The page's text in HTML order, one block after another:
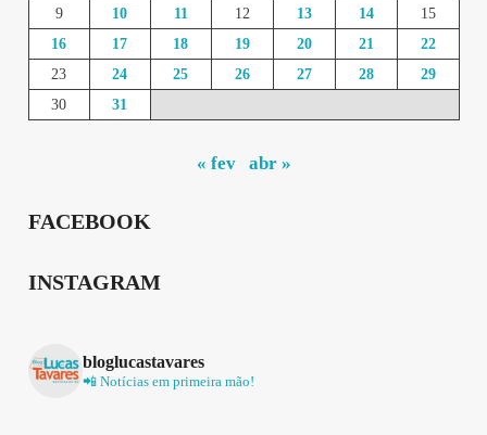
9
10 11 12 13 14
15
16
17 18 19 20 21
22
23
24 25 26 27 28
29
30
31
« fev abr »
FACEBOOK
INSTAGRAM
bloglucastavares
📲 Notícias em primeira mão!